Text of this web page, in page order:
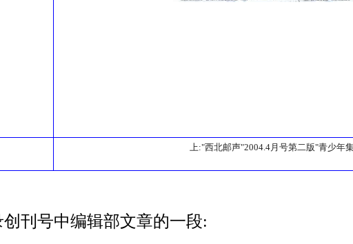
上:"西北邮声"2004.4月号第二版"青少年
创刊号中编辑部文章的一段: